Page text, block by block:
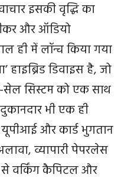
इसकी वृद्धि का
और ऑडियो
ही में लॉन्च किया गया
हाइब्रिड डिवाइस है, जो
सेल सिस्टम को एक साथ
भी एक ही
और कार्ड भुगतान
व्यापारी पेपरलेस
वर्किंग कैपिटल और